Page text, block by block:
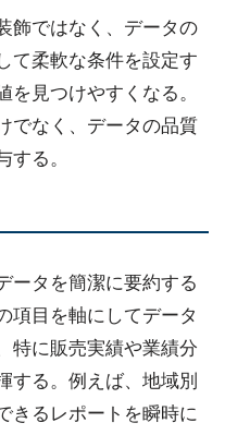
飾ではなく、データの
て柔軟な条件を設定す
見つけやすくなる。
でなく、データの品質
る。
ータを簡潔に要約する
項目を軸にしてデータ
特に販売実績や業績分
する。例えば、地域別
きるレポートを瞬時に